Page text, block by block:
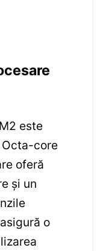
este
core
oferă
și un
o